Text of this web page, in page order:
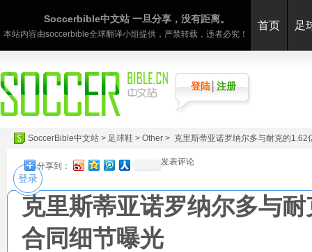
Soccerbible中文站 一旦分享，没有距离。
本站内容由soccerbible全球翻译小组提供，严禁转载，违者必究！
首页 足
登陆│ 注册
SoccerBible中文站 > 足球鞋 > Other > 克里斯蒂亚诺罗纳尔多与耐克的1.62
分享到： 发表评论
克里斯蒂亚诺罗纳尔多与
合同细节曝光
登录